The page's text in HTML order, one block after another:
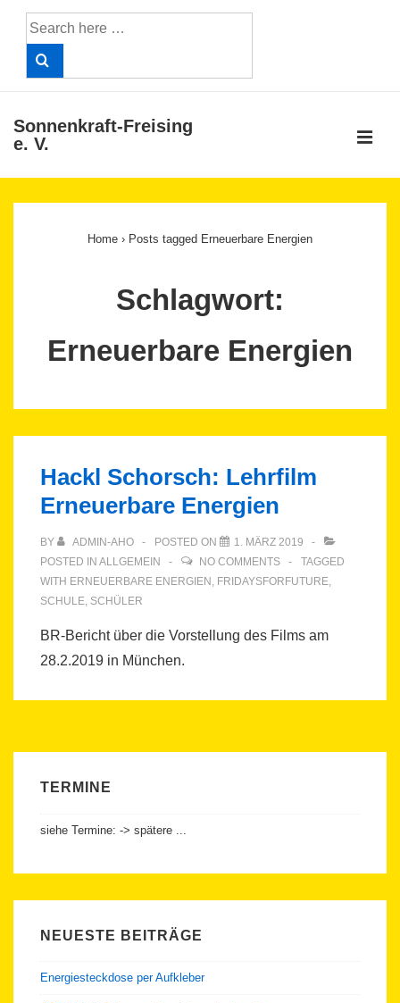
Search
for:
Sonnenkraft-Freising
e. V.
Home › Posts tagged Erneuerbare Energien
Schlagwort:
Erneuerbare Energien
Hackl Schorsch: Lehrfilm
Erneuerbare Energien
BY ADMIN-AHO POSTED ON
1. MÄRZ 2019
POSTED IN ALLGEMEIN NO COMMENTS
TAGGED
WITH ERNEUERBARE ENERGIEN , FRIDAYSFORFUTURE,
SCHULE, SCHÜLER
BR-Bericht über die Vorstellung des Films am
28.2.2019 in München.
TERMINE
siehe Termine: -> spätere ...
NEUESTE BEITRÄGE
Energiesteckdose per Aufkleber